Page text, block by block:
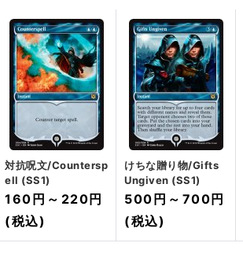
対抗呪文/Countersp
ell (SS1)
160円 ～ 220円
(税込)
けちな贈り物/Gifts
Ungiven (SS1)
500円 ～ 700円
(税込)